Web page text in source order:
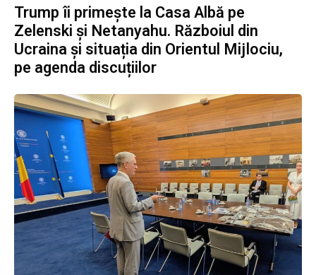
Trump îi primește la Casa Albă pe
Zelenski și Netanyahu. Războiul din
Ucraina și situația din Orientul Mijlociu,
pe agenda discuțiilor